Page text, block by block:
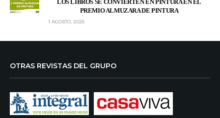
LOS LIBROS SE CONVIERTEN EN PINTURA EN EL
PREMIO ALMUZARA DE PINTURA
1 AGOSTO, 2026
OTRAS REVISTAS DEL GRUPO